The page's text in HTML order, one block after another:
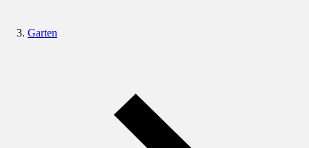
Garten